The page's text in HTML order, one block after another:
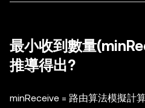
最小收到數量
推導得出?
minReceive = 路由算法模擬計